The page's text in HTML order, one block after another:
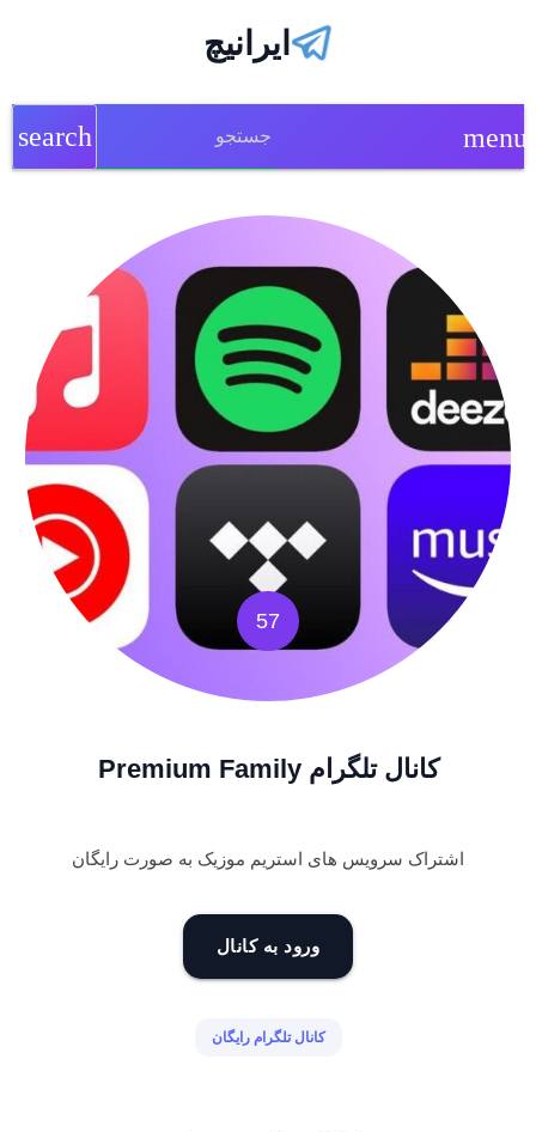
ایرانیچ
menu
search
57
کانال تلگرام Premium Family
اشتراک سرویس های استریم موزیک به صورت رایگان
ورود به کانال
کانال تلگرام رایگان